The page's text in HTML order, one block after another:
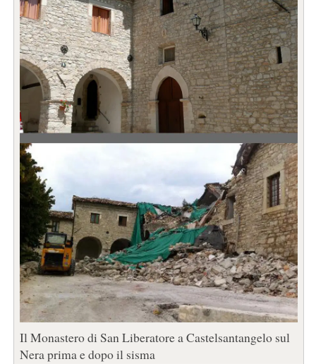
Il Monastero di San Liberatore a Castelsantangelo sul
Nera prima e dopo il sisma